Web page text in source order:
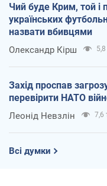
Чий буде Крим, той і
українських
назвати вбивцями
Олександр Кірш 5,8
Захід проспав
перевірити НАТО
Леонід Невзлін 7,6
Всі думки